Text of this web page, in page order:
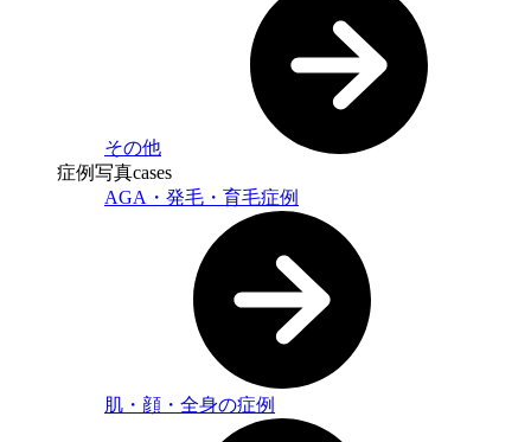
その他
症例写真cases
AGA・発毛・育毛症例
肌・顔・全身の症例